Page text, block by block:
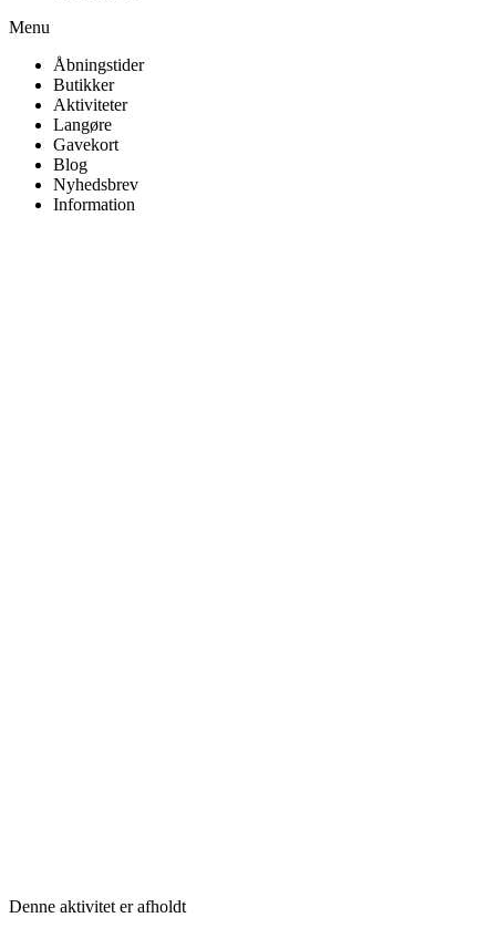
Menu
Åbningstider
Butikker
Aktiviteter
Langøre
Gavekort
Blog
Nyhedsbrev
Information
Denne aktivitet er afholdt